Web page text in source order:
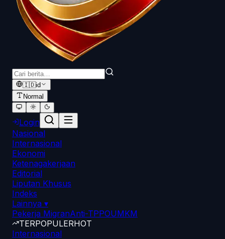
🇮🇩id
Normal
Login
Nasional
Internasional
Ekonomi
Ketenagakerjaan
Editorial
Liputan Khusus
Indeks
Lainnya ▾
Pekerja MigranAnti-TPPOUMKM
TERPOPULERHOT
Internasional